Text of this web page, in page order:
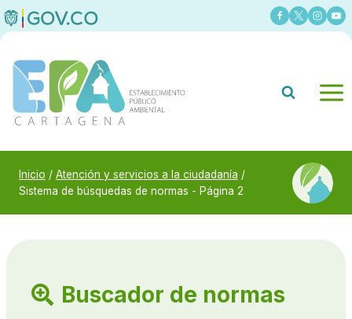
Saltar
al
Inicio / Atención y servicios a la ciudadanía /
Sistema de búsquedas de normas - Página 2
Buscador de normas